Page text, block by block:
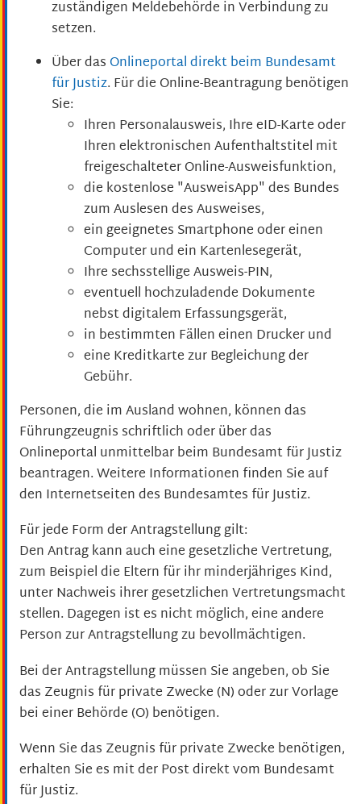
zuständigen Meldebehörde in Verbindung zu
setzen.
Über das Onlineportal direkt beim Bundesamt
für Justiz. Für die Online-Beantragung benötigen
Sie:
Ihren Personalausweis, Ihre eID-Karte oder
Ihren elektronischen Aufenthaltstitel mit
freigeschalteter Online-Ausweisfunktion,
die kostenlose "AusweisApp" des Bundes
zum Auslesen des Ausweises,
ein geeignetes Smartphone oder einen
Computer und ein Kartenlesegerät,
Ihre sechsstellige Ausweis-PIN,
eventuell hochzuladende Dokumente
nebst digitalem Erfassungsgerät,
in bestimmten Fällen einen Drucker und
eine Kreditkarte zur Begleichung der
Gebühr.
Personen, die im Ausland wohnen, können das
Führungzeugnis schriftlich oder über das
Onlineportal unmittelbar beim Bundesamt für Justiz
beantragen. Weitere Informationen finden Sie auf
den Internetseiten des Bundesamtes für Justiz.
Für jede Form der Antragstellung gilt:
Den Antrag kann auch eine gesetzliche Vertretung,
zum Beispiel die Eltern für ihr minderjähriges Kind,
unter Nachweis ihrer gesetzlichen Vertretungsmacht
stellen. Dagegen ist es nicht möglich, eine andere
Person zur Antragstellung zu bevollmächtigen.
Bei der Antragstellung müssen Sie angeben, ob Sie
das Zeugnis für private Zwecke (N) oder zur Vorlage
bei einer Behörde (O) benötigen.
Wenn Sie das Zeugnis für private Zwecke benötigen,
erhalten Sie es mit der Post direkt vom Bundesamt
für Justiz.